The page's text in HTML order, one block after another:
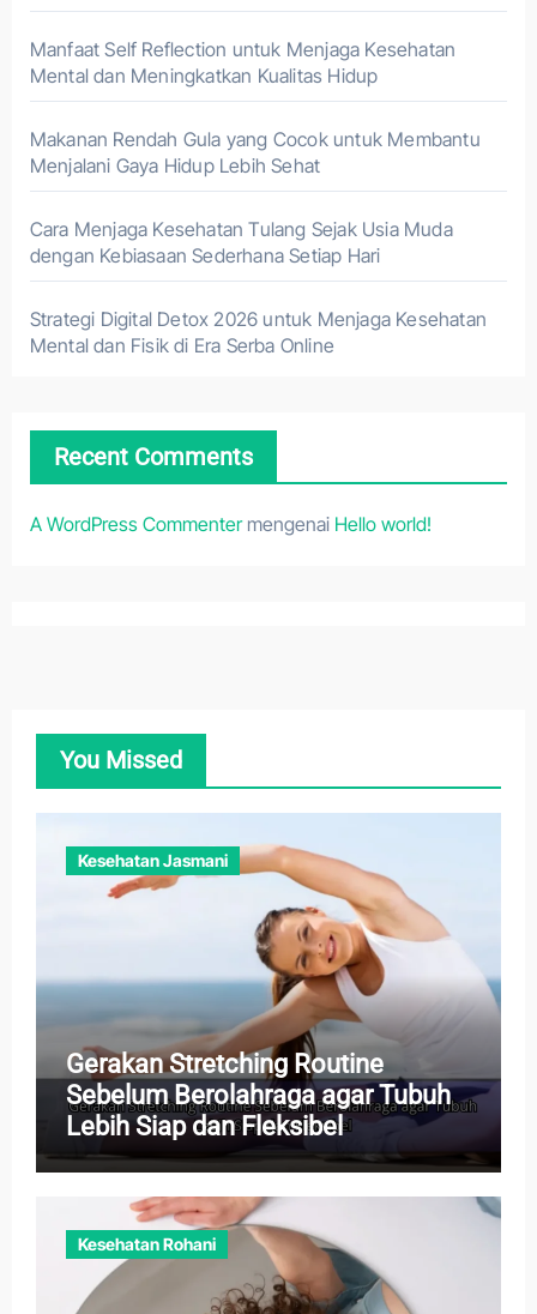
Manfaat Self Reflection untuk Menjaga Kesehatan
Mental dan Meningkatkan Kualitas Hidup
Makanan Rendah Gula yang Cocok untuk Membantu
Menjalani Gaya Hidup Lebih Sehat
Cara Menjaga Kesehatan Tulang Sejak Usia Muda
dengan Kebiasaan Sederhana Setiap Hari
Strategi Digital Detox 2026 untuk Menjaga Kesehatan
Mental dan Fisik di Era Serba Online
Recent Comments
A WordPress Commentermengenai Hello world!
You Missed
Kesehatan Jasmani
Gerakan Stretching Routine
Sebelum Berolahraga agar Tubuh
Lebih Siap dan Fleksibel
Kesehatan Rohani